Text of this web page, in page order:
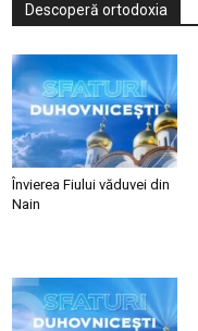
Descoperă ortodoxia
Învierea Fiului văduvei din
Nain